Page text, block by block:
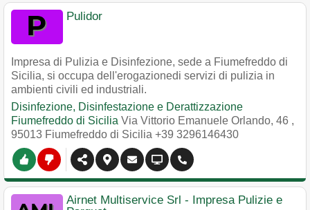
Pulidor
Impresa di Pulizia e Disinfezione, sede a Fiumefreddo di
Sicilia, si occupa dell'erogazionedi servizi di pulizia in
ambienti civili ed industriali.
Disinfezione, Disinfestazione e Derattizzazione
Fiumefreddo di Sicilia Via Vittorio Emanuele Orlando, 46 ,
95013 Fiumefreddo di Sicilia +39 3296146430
Airnet Multiservice Srl - Impresa Pulizie e